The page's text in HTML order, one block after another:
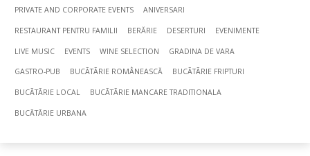
PRIVATE AND CORPORATE EVENTS ANIVERSARI
RESTAURANT PENTRU FAMILII BERĂRIE DESERTURI EVENIMENTE
LIVE MUSIC EVENTS WINE SELECTION GRADINA DE VARA
GASTRO-PUB BUCÃTÃRIE ROMÂNEASCĂ BUCÃTÃRIE FRIPTURI
BUCÃTÃRIE LOCAL BUCÃTÃRIE MANCARE TRADITIONALA
BUCÃTÃRIE URBANA